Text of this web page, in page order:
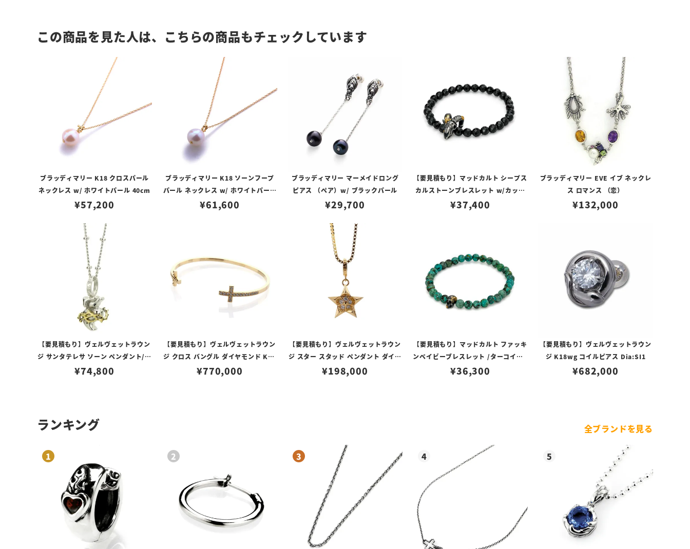
この商品を見た人は、こちらの商品もチェックしています
ブラッディマリー K18 クロスパール
ネックレス w/ ホワイトパール 40cm
¥57,200
ブラッディマリー K18 ソーンフープ
パール ネックレス w/ ホワイトパール
40cm
¥61,600
ブラッディマリー マーメイドロング
ピアス （ペア）w/ ブラックパール
¥29,700
【要見積もり】マッドカルト シープス
カルストーンブレスレット w/カット
オニキス w/ゴールドメルティングカ
¥37,400
ブラッディマリー EVE イブ ネックレ
ス ロマンス （恋）
¥132,000
【要見積もり】ヴェルヴェットラウン
ジ サンタテレサ ソーン ペンダント/ロ
ジウムコーティング K18ソーン
¥74,800
【要見積もり】ヴェルヴェットラウン
ジ クロス バングル ダイヤモンド K18
ゴールド
¥770,000
【要見積もり】ヴェルヴェットラウン
ジ スター スタッド ペンダント ダイヤ
モンド K18ゴールド
¥198,000
【要見積もり】マッドカルト ファッキ
ンベイビーブレスレット /ターコイズA
w/ゴールドメルティングカスタム No.
¥36,300
【要見積もり】ヴェルヴェットラウン
ジ K18wg コイルピアス Dia:SI1
¥682,000
ランキング 全ブランドを見る